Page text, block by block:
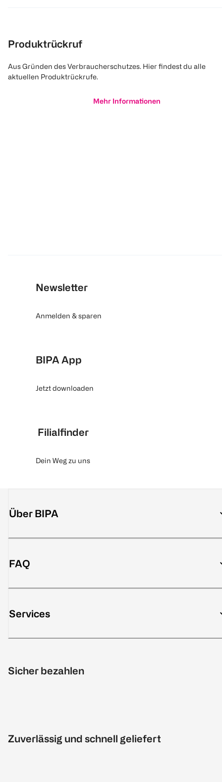
Produktrückruf
Aus Gründen des Verbraucherschutzes. Hier findest du alle
aktuellen Produktrückrufe.
Mehr Informationen
Newsletter
Anmelden & sparen
BIPA App
Jetzt downloaden
Filialfinder
Dein Weg zu uns
Über BIPA
FAQ
Services
Sicher bezahlen
Zuverlässig und schnell geliefert